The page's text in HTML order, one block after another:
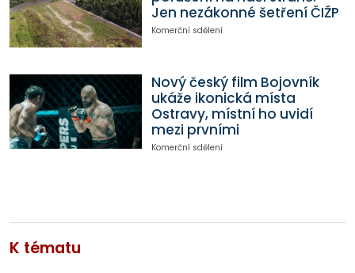
Jen nezákonné šetření ČIŽP
Komerční sdělení
Nový český film Bojovník
ukáže ikonická místa
Ostravy, místní ho uvidí
mezi prvními
Komerční sdělení
K tématu